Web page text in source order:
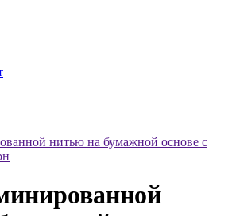
нитью на бумажной основе с